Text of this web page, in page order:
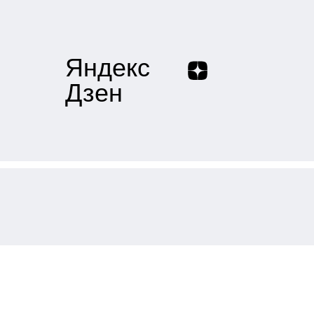
Яндекс
Дзен